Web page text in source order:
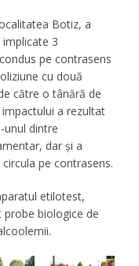
Botiz, a
3
pe contrasens
cu două
către o tânără de
a rezultat
unul dintre
dar și a
pe contrasens.
etilotest,
biologice de